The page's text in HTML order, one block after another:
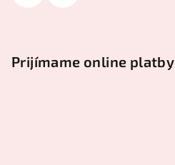
Prijímame online platby